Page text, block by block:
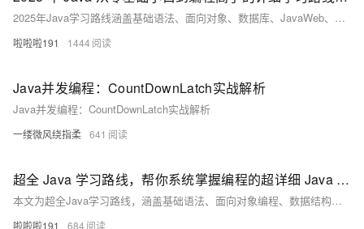
2025年Java学习路线涵盖基础语法、面向对象、数据库、JavaWeb、Spring全家桶、分布式、云原生与高并发技术，结合实战项目与源码分析，助力零基础学员系统掌握Java开发技能，从入门到精通，全面提升竞争力，顺利进阶编程高手。
啦啦啦191 1444
Java并发编程：CountDownLatch实战解析
Java并发编程：CountDownLatch实战解析
一缕微风绕指柔 641
超全 Java 学习路线，帮你系统掌握编程的超详细 Java 学习路线
本文为超全Java学习路线，涵盖基础语法、面向对象编程、数据结构与算法、多线程、JVM原理、主流框架（如Spring Boot）、数据库（MySQL、Redis）及项目实战等内容，助力从零基础到企业级开发高手的进阶之路。
啦啦啦191 684